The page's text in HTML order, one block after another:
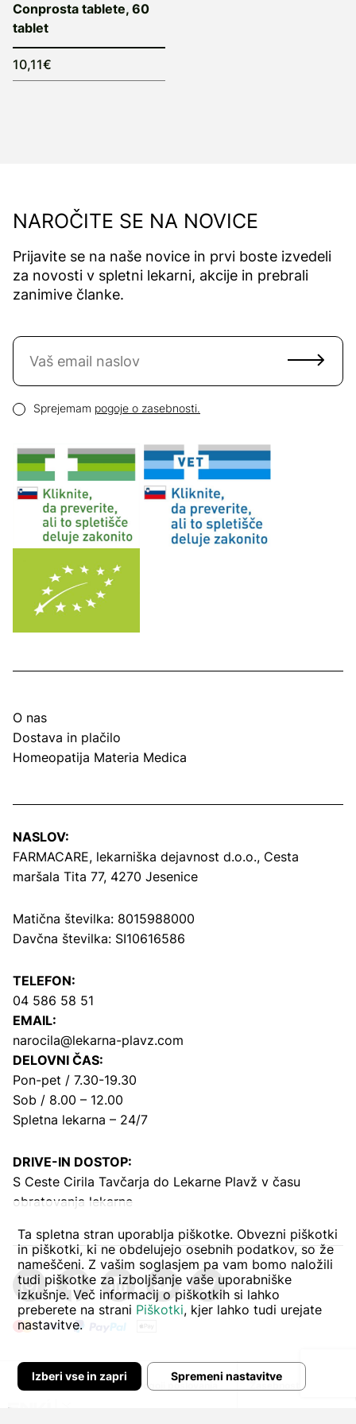
Conprosta tablete, 60
tablet
10,11€
NAROČITE SE NA NOVICE
Prijavite se na naše novice in prvi boste izvedeli
za novosti v spletni lekarni, akcije in prebrali
zanimive članke.
Naročite se na novice
Pogoji zasebnosti
Sprejemam pogoje o zasebnosti.
O nas
Dostava in plačilo
Homeopatija Materia Medica
NASLOV:
FARMACARE, lekarniška dejavnost d.o.o., Cesta
maršala Tita 77, 4270 Jesenice
Matična številka: 8015988000
Davčna številka: SI10616586
TELEFON:
04 586 58 51
EMAIL:
narocila@lekarna-plavz.com
DELOVNI ČAS:
Pon-pet / 7.30-19.30
Sob / 8.00 – 12.00
Spletna lekarna – 24/7
DRIVE-IN DOSTOP:
S Ceste Cirila Tavčarja do Lekarne Plavž v času
obratovanja lekarne
Pogoji poslovanja Zasebnost in piškoti
Ta spletna stran uporablja piškotke. Obvezni piškotki
in piškotki, ki ne obdelujejo osebnih podatkov, so že
nameščeni. Z vašim soglasjem pa vam bomo naložili
tudi piškotke za izboljšanje vaše uporabniške
izkušnje. Več informacij o piškotkih si lahko
preberete na strani Piškotki, kjer lahko tudi urejate
nastavitve.
Spremeni nastavitve
Izberi vse in zapri